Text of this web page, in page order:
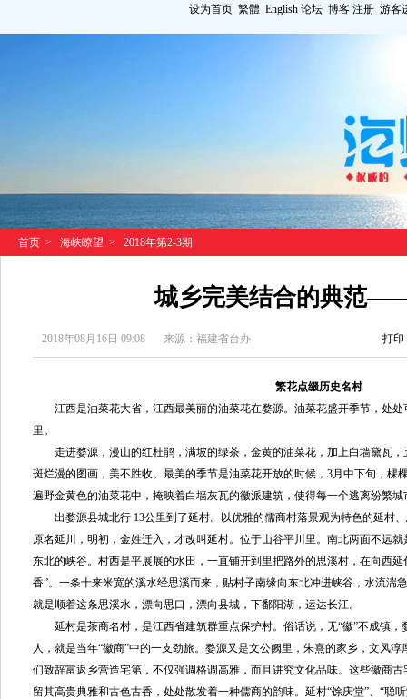
设为首页 繁體 English 论坛 博客 注册 游客
首页 > 海峡瞭望 > 2018年第2-3期
城乡完美结合的典范
2018年08月16日 09:08 来源：福建省台办 打印
繁花点缀历史名村
江西是油菜花大省，江西最美丽的油菜花在婺源。油菜花盛开季节，处处
里。
走进婺源，漫山的红杜鹃，满坡的绿茶，金黄的油菜花，加上白墙黛瓦，
斑烂漫的图画，美不胜收。最美的季节是油菜花开放的时候，3月中下旬，棵
遍野金黄色的油菜花中，掩映着白墙灰瓦的徽派建筑，使得每一个逃离纷繁
出婺源县城北行 13公里到了延村。以优雅的儒商村落景观为特色的延村
原名延川，明初，金姓迁入，才改叫延村。位于山谷平川里。南北两面不远
东北的峡谷。村西是平展展的水田，一直铺开到里把路外的思溪村，在向西
香”。一条十来米宽的溪水经思溪而来，贴村子南缘向东北冲进峡谷，水流湍
就是顺着这条思溪水，漂向思口，漂向县城，下鄱阳湖，运达长江。
延村是茶商名村，是江西省建筑群重点保护村。俗话说，无“徽”不成镇，
人，就是当年“徽商”中的一支劲旅。婺源又是文公阙里，朱熹的家乡，文风淳
们致辞富返乡营造宅第，不仅强调格调高雅，而且讲究文化品味。这些徽商
留其高贵典雅和古色古香，处处散发着一种儒商的韵味。延村“馀庆堂”、“聪